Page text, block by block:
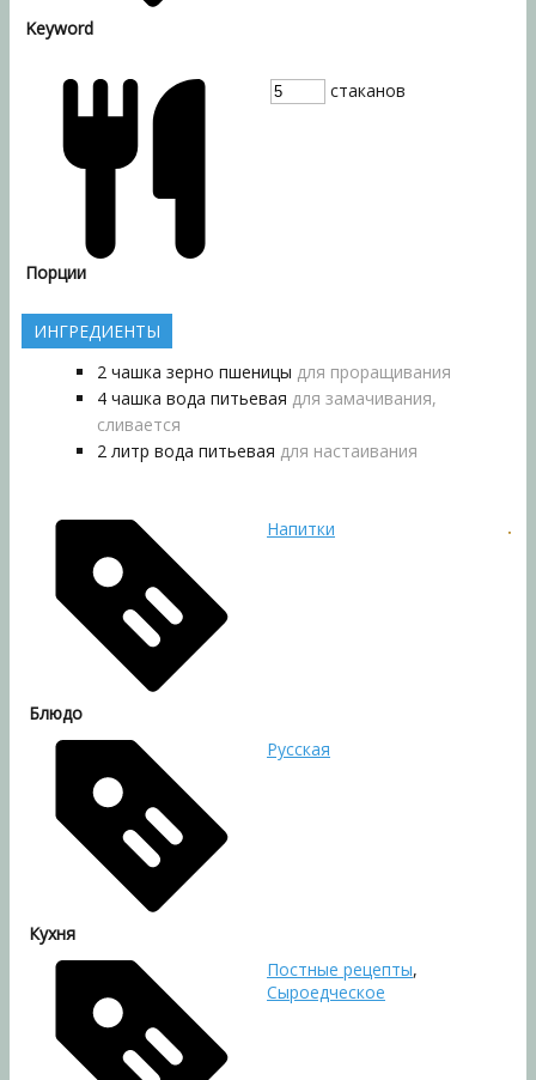
Keyword
Порции
стаканов
ИНГРЕДИЕНТЫ
2 чашка зерно пшеницы для проращивания
4 чашка вода питьевая для замачивания,
сливается
2 литр вода питьевая для настаивания
Блюдо
Напитки
Кухня
Русская
Постные рецепты,
Сыроедческое